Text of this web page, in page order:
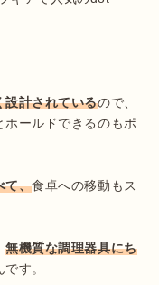
設計されているので、
ールドできるのもポ
て、食卓への移動もス
無機質な調理器具にち
です。